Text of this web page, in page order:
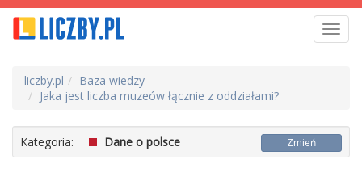
liczby.pl
Baza wiedzy
Jaka jest liczba muzeów łącznie z oddziałami?
Kategoria: Dane o polsce Zmień